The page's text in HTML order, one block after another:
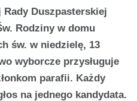
Duszpasterskiej
Rodziny w domu
św. w niedzielę, 13
wyborcze przysługuje
parafii. Każdy
na jednego kandydata.